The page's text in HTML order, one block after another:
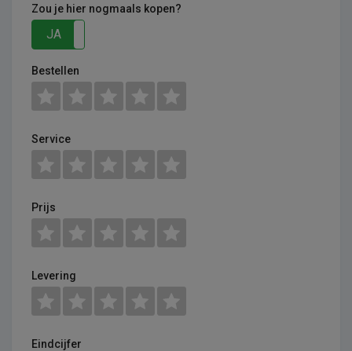
Zou je hier nogmaals kopen?
JA
Bestellen
Service
Prijs
Levering
Eindcijfer